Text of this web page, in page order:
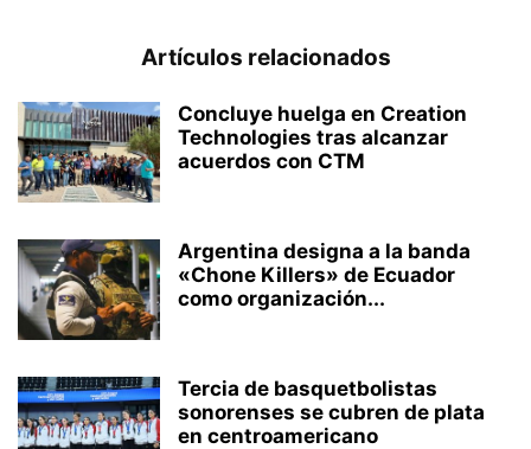
Artículos relacionados
Concluye huelga en Creation
Technologies tras alcanzar
acuerdos con CTM
Argentina designa a la banda
«Chone Killers» de Ecuador
como organización...
Tercia de basquetbolistas
sonorenses se cubren de plata
en centroamericano